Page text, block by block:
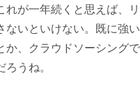
れが一年続くと思えば、
ないといけない。既に強
か、クラウドソーシング
ろうね。